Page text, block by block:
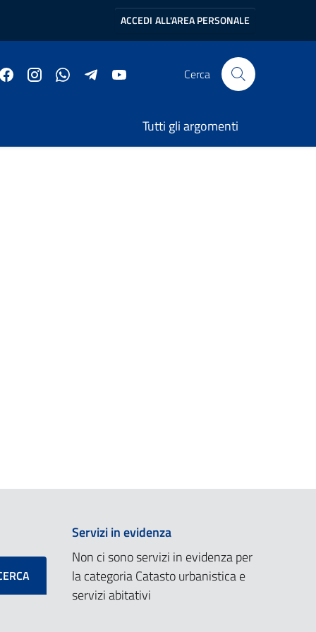
ACCEDI ALL'AREA PERSONALE
Cerca
Tutti gli argomenti
Servizi in evidenza
Non ci sono servizi in evidenza per
la categoria Catasto urbanistica e
servizi abitativi